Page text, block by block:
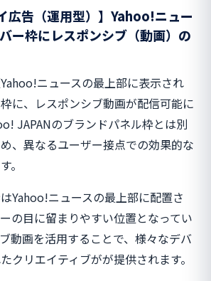
広告（運用型）】Yahoo!ニュー
ー枠にレスポンシブ（動画）の
ニュースの最上部に表示され
に、レスポンシブ動画が配信可能に
JAPANのブランドパネル枠とは別
、異なるユーザー接点での効果的な
。
Yahoo!ニュースの最上部に配置さ
の目に留まりやすい位置となってい
動画を活用することで、様々なデバ
クリエイティブがが提供されます。